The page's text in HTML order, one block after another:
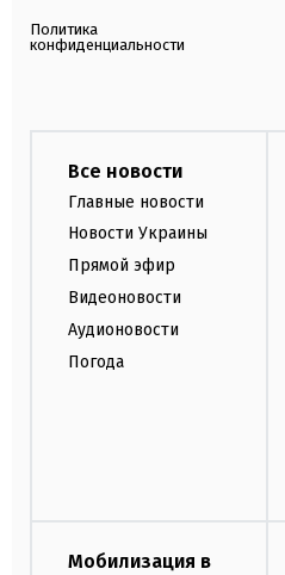
Политика
конфиденциальности
Все новости
Главные новости
Новости Украины
Прямой эфир
Видеоновости
Аудионовости
Погода
Мобилизация в